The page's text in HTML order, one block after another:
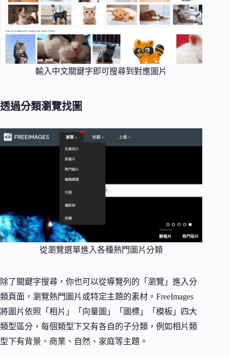
輸入中文關鍵字即可搜尋到對應圖片
透過分類瀏覽找圖
從瀏覽選單進入各種熱門圖片分類
除了關鍵字搜尋，你也可以從導覽列的「瀏覽」進入分
類頁面，瀏覽熱門圖片或特定主題的素材。FreeImages
將圖片依照「相片」「向量圖」「圖標」「模板」四大
類型區分，每個類型下又有各自的子分類，例如相片類
型下有背景、商業、自然、家庭等主題。